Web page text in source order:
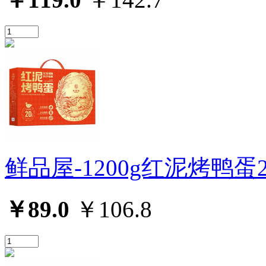
鲜品屋-1200g红泥烤鸭蛋
￥89.0 ￥106.8